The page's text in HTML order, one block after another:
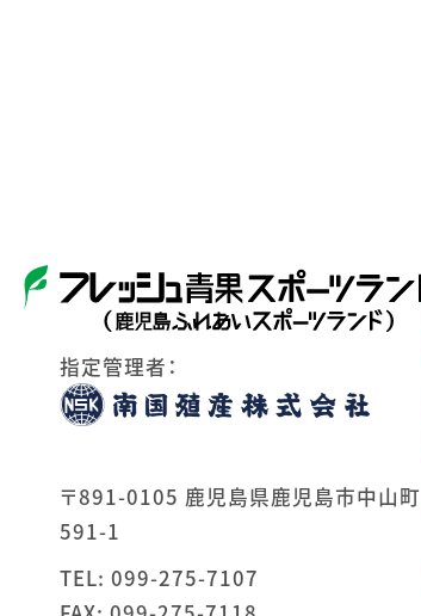
指定管理者：
〒891-0105 鹿児島県鹿児島市中山町
591-1
TEL:099-275-7107